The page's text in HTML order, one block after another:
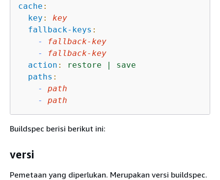
cache :
key :
key
fallback-keys :
-
fallback-key
-
fallback-key
action : restore |
save
paths :
-
path
-
path
Buildspec berisi berikut ini:
versi
Pemetaan yang diperlukan. Merupakan versi buildspec.